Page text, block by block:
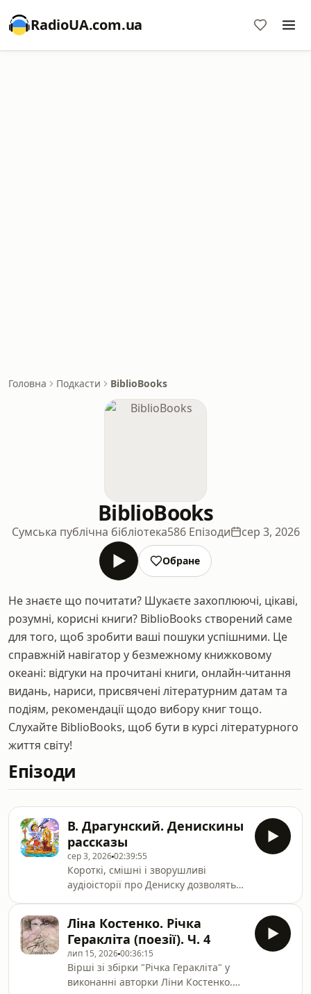
RadioUA.com.ua
Головна Подкасти BiblioBooks
BiblioBooks
Сумська публічна бібліотека586 Епізоди сер 3, 2026
Обране
Не знаєте що почитати? Шукаєте захоплюючі, цікаві,
розумні, корисні книги? BiblioBooks створений саме
для того, щоб зробити ваші пошуки успішними. Це
справжній навігатор у безмежному книжковому
океані: відгуки на прочитані книги, онлайн-читання
видань, нариси, присвячені літературним датам та
подіям, рекомендації щодо вибору книг тощо.
Слухайте BiblioBooks, щоб бути в курсі літературного
життя світу!
Епізоди
В. Драгунский. Денискины
рассказы
сер 3, 202602:39:55
Короткі, смішні і зворушливі
аудіоісторії про Дениску дозволять
дивовижного світу. В оповіданнях
Драгунського основна увага
приділяється повсякденним
ситуаціям, які так добре відомі
кожній дитині. Будь то гра на вулиці,
Ліна Костенко. Річка
Геракліта (поезії). Ч. 4
лип 15, 202600:36:15
Вірші зі збірки "Річка Геракліта" у
виконанні авторки Ліни Костенко.